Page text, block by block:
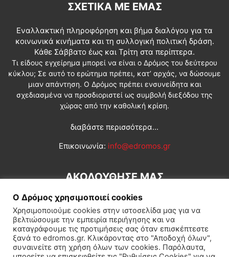
ΣΧΕΤΙΚΆ ΜΕ ΕΜΆΣ
Εναλλακτική πληροφόρηση και βήμα διαλόγου για τα
κοινωνικά κινήματα και τη συλλογική πολιτική δράση.
Κάθε Σάββατο έως και Τρίτη στα περίπτερα.
Τι είδους εγχείρημα μπορεί να είναι ο Δρόμος του δεύτερου
κύκλου; Σε αυτό το ερώτημα πρέπει, κατ’ αρχάς, να δώσουμε
μιαν απάντηση. Ο Δρόμος πρέπει ενσυνείδητα και
σχεδιασμένα να προσδιοριστεί ως συμβολή διεξόδου της
χώρας από την καθολική κρίση.
διαβάστε περισσότερα...
Επικοινωνία: info@edromos.gr
ΑΚΟΛΟΥΘΗΣΕ ΜΑΣ
Εγγραφή συνδρομητή Πολιτική Διεθνή Κοινωνία
Ο Δρόμος χρησιμοποιεί cookies
Χρησιμοποιούμε cookies στην ιστοσελίδα μας για να
βελτιώσουμε την εμπειρία περιήγησης και να
καταγράφουμε τις προτιμήσεις σας όταν επισκέπτεστε
ξανά το edromos.gr. Κλικάροντας στο "Αποδοχή όλων",
συναινείτε στη χρήση όλων των cookies. Παρόλαυτα,